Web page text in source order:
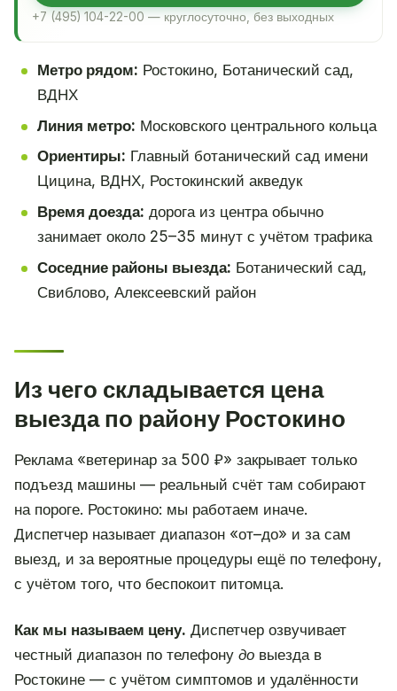
+7 (495) 104-22-00 — круглосуточно, без выходных
Метро рядом: Ростокино, Ботанический сад,
ВДНХ
Линия метро: Московского центрального кольца
Ориентиры: Главный ботанический сад имени
Цицина, ВДНХ, Ростокинский акведук
Время доезда: дорога из центра обычно
занимает около 25–35 минут с учётом трафика
Соседние районы выезда: Ботанический сад,
Свиблово, Алексеевский район
Из чего складывается цена
выезда по району Ростокино
Реклама «ветеринар за 500 ₽» закрывает только
подъезд машины — реальный счёт там собирают
на пороге. Ростокино: мы работаем иначе.
Диспетчер называет диапазон «от–до» и за сам
выезд, и за вероятные процедуры ещё по телефону,
с учётом того, что беспокоит питомца.
Как мы называем цену. Диспетчер озвучивает
честный диапазон по телефону до выезда в
Ростокине — с учётом симптомов и удалённости